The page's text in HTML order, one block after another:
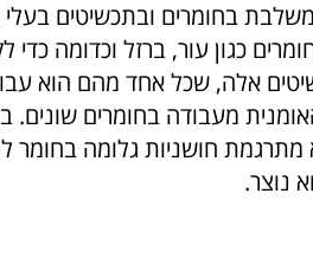
בחומרים ובתכשיטים
כגון עור, ברזל וכדומה
אלה, שכל אחד מהם הוא
מעבודה בחומרים שונים.
חושניות גלומה בחומר
נוצר.